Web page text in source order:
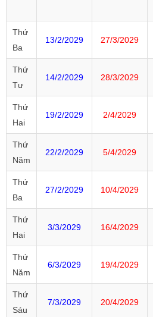
Thứ
Ba
13/2/2029 27/3/2029
Thứ
Tư
14/2/2029 28/3/2029
Thứ
Hai
19/2/2029 2/4/2029
Thứ
Năm
22/2/2029 5/4/2029
Thứ
Ba
27/2/2029 10/4/2029
Thứ
Hai
3/3/2029 16/4/2029
Thứ
Năm
6/3/2029 19/4/2029
Thứ
Sáu
7/3/2029 20/4/2029